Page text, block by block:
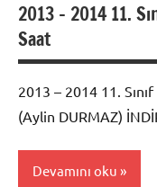
2017 -
2018
Edebiyat
Dil ve
Yıllık
Planları
2013 – 2014 11.
Saat
2013 – 2014 11.
(Aylin DURMAZ)
Devamını oku